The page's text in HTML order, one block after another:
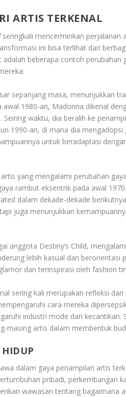
ARTIS TERKENAL
seringkali mencerminkan perjalanan
ini bisa terlihat dari
adalah beberapa contoh
sepanjang masa, menunjukkan
1980-an, Madonna dikenal
waktu, dia beralih ke
1990-an, di mana dia
untuk beradaptasi
yang mengalami perubahan
rambut eksentrik pada awal
dalam dekade-dekade
juga menunjukkan
anggota Destiny’s Child,
lebih kasual dan
dan terinspirasi oleh fashion
sering kali merupakan refleksi
cara mereka
industri mode dan kecantikan.
masing artis dalam membentuk
dalam gaya penampilan artis
pribadi, perkembangan
wawasan tentang bagaimana